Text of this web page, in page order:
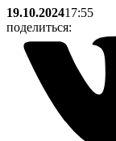
19.10.202417:55
поделиться: